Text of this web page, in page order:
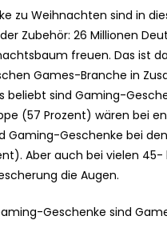
zu Weihnachten sind in
Zubehör: 26 Millionen
freuen. Das ist
Games-Branche in
beliebt sind Gaming-
(57 Prozent) wären bei
Gaming-Geschenke bei
Aber auch bei vielen
die Augen.
Geschenke sind